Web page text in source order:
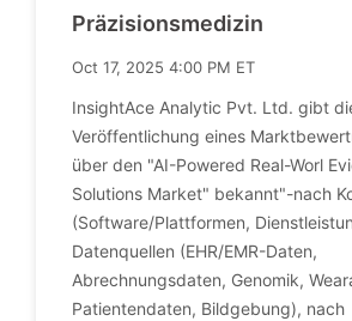
Präzisionsmedizin
Oct 17, 2025 4:00 PM ET
InsightAce Analytic Pvt. Ltd. gibt
Veröffentlichung eines
über den "AI-Powered Real-Worl
Solutions Market" bekannt"-nach
(Software/Plattformen,
Datenquellen (EHR/EMR-Daten,
Abrechnungsdaten, Genomik,
Patientendaten, Bildgebung), nach